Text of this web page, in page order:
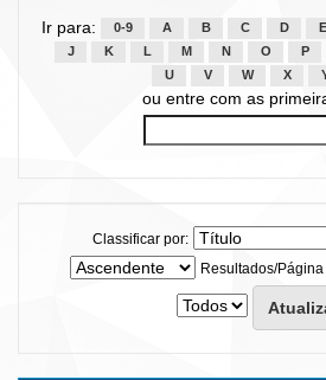
Ir para: 0-9 A B C D E
J
K L M N O P
U
V W X
ou entre com as
Classificar por:
Resultados/Página